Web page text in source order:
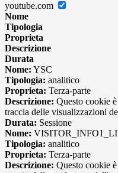
youtube.com
Nome
Tipologia
Proprieta
Descrizione
Durata
Nome: YSC
Tipologia: analitico
Proprieta: Terza-parte
Descrizione: Questo cookie
traccia delle visualizzazioni
Durata: Sessione
Nome:
Tipologia: analitico
Proprieta: Terza-parte
Descrizione: Questo cookie